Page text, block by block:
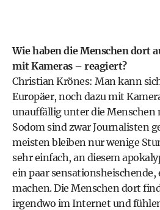
Wie haben die Menschen dort
mit Kameras – reagiert?
Christian Krönes: Man kann
Europäer, noch dazu mit
unauffällig unter die Menschen
Sodom sind zwar Journalisten
meisten bleiben nur wenige
sehr einfach, an diesem
ein paar
machen. Die Menschen dort
irgendwo im Internet und